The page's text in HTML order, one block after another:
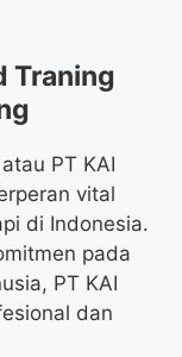
Traning
PT KAI
vital
di Indonesia.
pada
PT KAI
dan